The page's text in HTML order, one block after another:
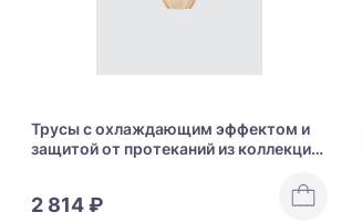
Трусы с охлаждающим эффектом и
защитой от протеканий из коллекции
2 814 ₽